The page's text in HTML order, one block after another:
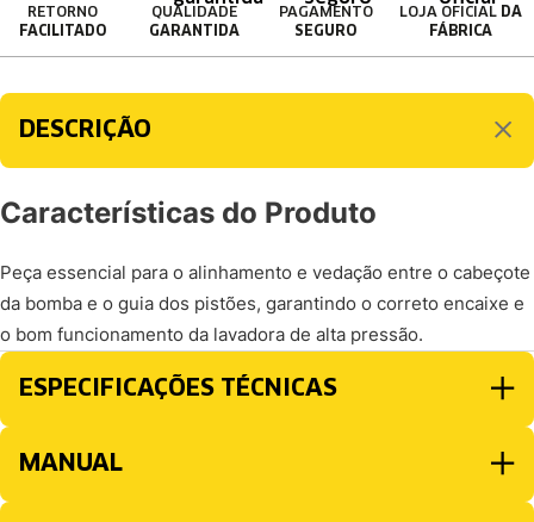
RETORNO
FACILITADO
QUALIDADE
GARANTIDA
PAGAMENTO
SEGURO
LOJA OFICIAL DA
FÁBRICA
DESCRIÇÃO
Características do Produto
Peça essencial para o alinhamento e vedação entre o cabeçote
da bomba e o guia dos pistões, garantindo o correto encaixe e
o bom funcionamento da lavadora de alta pressão.
ESPECIFICAÇÕES TÉCNICAS
MANUAL